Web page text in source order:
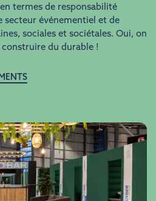
termes de responsabilité
secteur événementiel et de
sociales et sociétales. Oui, on
construire du durable !